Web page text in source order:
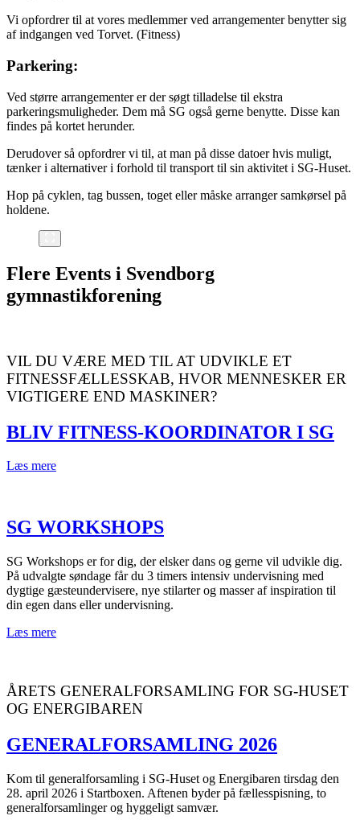
Vi opfordrer til at vores medlemmer ved arrangementer benytter sig
af indgangen ved Torvet. (Fitness)
Parkering:
Ved større arrangementer er der søgt tilladelse til ekstra
parkeringsmuligheder. Dem må SG også gerne benytte. Disse kan
findes på kortet herunder.
Derudover så opfordrer vi til, at man på disse datoer hvis muligt,
tænker i alternativer i forhold til transport til sin aktivitet i SG-Huset.
Hop på cyklen, tag bussen, toget eller måske arranger samkørsel på
holdene.
Flere Events i Svendborg
gymnastikforening
VIL DU VÆRE MED TIL AT UDVIKLE ET
FITNESSFÆLLESSKAB, HVOR MENNESKER ER
VIGTIGERE END MASKINER?
BLIV FITNESS-KOORDINATOR I SG
Læs mere
SG WORKSHOPS
SG Workshops er for dig, der elsker dans og gerne vil udvikle dig.
På udvalgte søndage får du 3 timers intensiv undervisning med
dygtige gæsteundervisere, nye stilarter og masser af inspiration til
din egen dans eller undervisning.
Læs mere
ÅRETS GENERALFORSAMLING FOR SG-HUSET
OG ENERGIBAREN
GENERALFORSAMLING 2026
Kom til generalforsamling i SG-Huset og Energibaren tirsdag den
28. april 2026 i Startboxen. Aftenen byder på fællesspisning, to
generalforsamlinger og hyggeligt samvær.